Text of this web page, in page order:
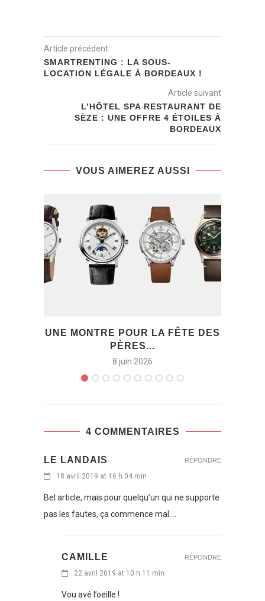
Article précédent
SMARTRENTING : LA SOUS-
LOCATION LÉGALE À BORDEAUX !
Article suivant
L’HÔTEL SPA RESTAURANT DE
SÈZE : UNE OFFRE 4 ÉTOILES À
BORDEAUX
VOUS AIMEREZ AUSSI
UNE MONTRE POUR LA FÊTE DES
PÈRES...
8 juin 2026
4 COMMENTAIRES
LE LANDAIS
18 avril 2019 at 16 h 04 min
Bel article, mais pour quelqu’un qui ne supporte
pas les fautes, ça commence mal….
RÉPONDRE
CAMILLE
22 avril 2019 at 10 h 11 min
Vou avé l’oeille !
RÉPONDRE